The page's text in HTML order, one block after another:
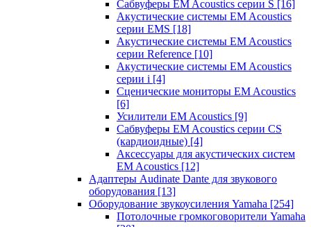
Сабвуферы EM Acoustics серии S [16]
Акустические системы EM Acoustics
серии EMS [18]
Акустические системы EM Acoustics
серии Reference [10]
Акустические системы EM Acoustics
серии i [4]
Сценические мониторы EM Acoustics
[6]
Усилители EM Acoustics [9]
Сабвуферы EM Acoustics серии CS
(кардиоидные) [4]
Аксессуары для акустических систем
EM Acoustics [12]
Адаптеры Audinate Dante для звукового
оборудования [13]
Оборудование звукоусиления Yamaha [254]
Потолочные громкоговорители Yamaha